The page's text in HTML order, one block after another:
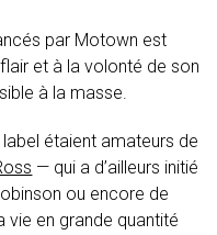
par Motown est
et à la volonté de son
à la masse.
étaient amateurs de
— qui a d’ailleurs initié
ou encore de
vie en grande quantité